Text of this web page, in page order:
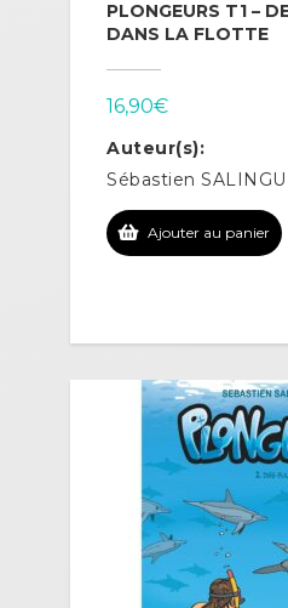
PLONGEURS T1 –
DANS LA FLOTTE
16,90€
Auteur(s):
Sébastien
Ajouter au panier